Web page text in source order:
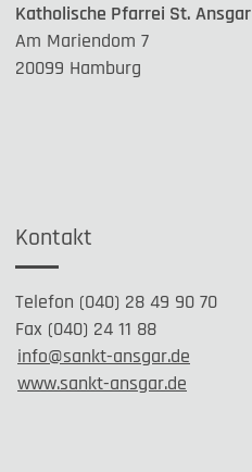
Katholische Pfarrei St. Ansgar
Am Mariendom 7
20099 Hamburg
Kontakt
Telefon (040) 28 49 90 70
Fax (040) 24 11 88
info@sankt-ansgar.de
www.sankt-ansgar.de